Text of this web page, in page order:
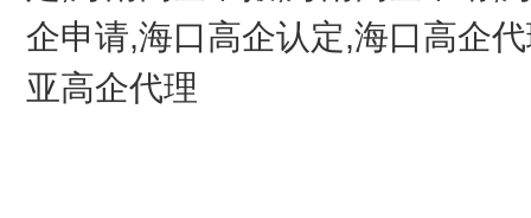
企申请,海口高企认定,海口高企
亚高企代理